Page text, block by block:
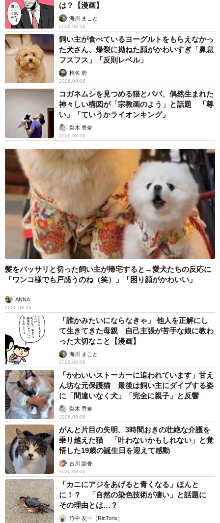
は？【漫画】
海川 まこと
2026.08.06
飼い主が食べているヨーグルトをもらえなかっ
た犬さん、爆裂に拗ねた顔がかわいすぎ「鼻息
フスフス」「反則レベル」
椎名 碧
2026.08.06
コガネムシを見つめる猫とパパ、偶然生まれた
神々しい構図が「宗教画のよう」と話題 「尊
い」「ていうかライオンキング」
梨木 香奈
2026.08.06
髪をバッサリと切った飼い主が帰宅すると→愛犬たちの反応に
「ワンコ様でも戸惑うのね（笑）」「困り顔がかわいい」
ANNA
2026.08.06
「誰かみたいにならなきゃ」 他人を正解にし
て生きてきた母親 自己主張が苦手な娘に教わ
った大切なこと【漫画】
海川 まこと
2026.08.06
「かわいいストーカーに追われています」甘え
ん坊な元保護猫 最後は飼い主にダイブする姿
に「間違いなく犬」「完全に親子」と反響
梨木 香奈
2026.08.06
がんと片目の失明、3時間おきの壮絶な介護を
乗り越えた猫 「叶わないかもしれない」と覚
悟した19歳の誕生日を迎えて感動
古川 諭香
2026.08.06
「カニにアジをあげると青くなる」ほんと
に！？ 「自然の染色技術が凄い」と話題に
その理由とは…？
竹中 友一（RinToris）